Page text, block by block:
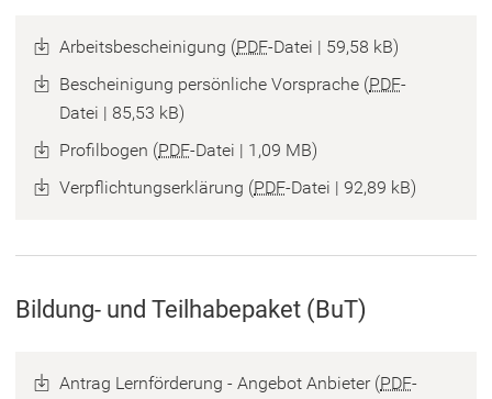
Arbeitsbescheinigung PDF-Datei
59,58 kB
Bescheinigung persönliche Vorsprache PDF-
Datei
85,53 kB
Profilbogen PDF-Datei
1,09 MB
Verpflichtungserklärung PDF-Datei 92,89 kB
Bildung- und Teilhabepaket (BuT)
Antrag Lernförderung - Angebot Anbieter PDF-